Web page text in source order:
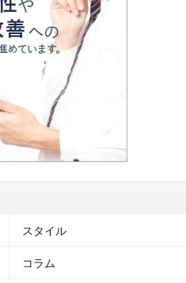
スタイル
コラム